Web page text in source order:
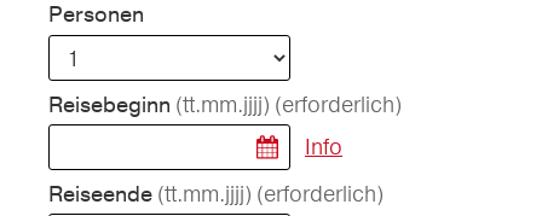
Personen
Reisebeginn (tt.mm.jjjj) (erforderlich)
Info
Reiseende (tt.mm.jjjj) (erforderlich)